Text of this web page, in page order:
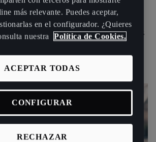
las convenciones del diseño
de productos de CUPRA e iniciar
lleven el ADN y la personalidad únicos
más relevante. Puedes aceptar,
en el configurador. ¿Quieres
nuestra
Política de Cookies.
RECHAZAR
ACEPTAR TODAS
CONFIGURAR